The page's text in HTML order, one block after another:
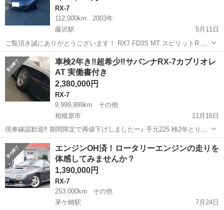
RX-7
112,000km
2003年
藤沢駅
5月11日
ご覧頂き誠にありがとうございます！ RX7 FD3S MT スピリットR タ
イプA 15年式 走行11万㌔ FC commander ETC 4点ロールルーバー バ
ッテリーの再配置 MOMO33パイステアリング RA...
神奈川 藤沢市 藤沢駅 RX-7 FD3S
車検2年き‼️超希少‼️サバンナRX-7カブリオレ
AT 実働書付き
2,380,000円
RX-7
9,999,999km
その他
相模原市
11月16日
現車確認歓迎‼️ 期間限定で再値下げしましたー♪ 手元225 検2年とりま
したー♪‼️ クスコ車高調付けましたー♪‼️ 先日、予備検査取得しました‼️
昨日車高調付けましたー♪‼️ ‼️下見された方に限り金額交...
神奈川 相模原市 カブリオレ
エンジンOH済！ロータリーエンジンの走りを
体感してみませんか？
1,390,000円
RX-7
253,000km
その他
茅ケ崎駅
7月24日